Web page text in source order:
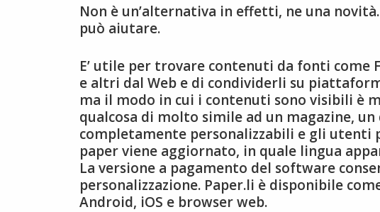
Non è un’alternativa in effetti, ne una
può aiutare.
E’ utile per trovare contenuti da fonti come
e altri dal Web e di condividerli su
ma il modo in cui i contenuti sono visibili è
qualcosa di molto simile ad un magazine, un
completamente personalizzabili e gli utenti
paper viene aggiornato, in quale lingua
La versione a pagamento del software
personalizzazione. Paper.li è disponibile
Android, iOS e browser web.